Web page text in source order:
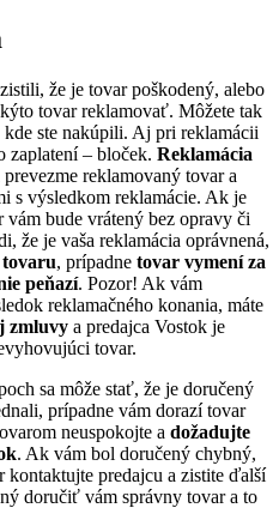
že je tovar poškodený, alebo
tovar reklamovať. Môžete tak
ste nakúpili. Aj pri reklamácii
zaplatení – bloček. Reklamácia
reklamovaný tovar a
s výsledkom reklamácie. Ak je
vám bude vrátený bez opravy či
že je vaša reklamácia oprávnená,
, prípadne tovar vymení za
peňazí. Pozor! Ak vám
reklamačného konania, máte
zmluvy a predajca Vostok je
tovar.
sa môže stať, že je doručený
prípadne vám dorazí tovar
neuspokojte a dožadujte
. Ak vám bol doručený chybný,
kontaktujte predajcu a zistite ďalší
doručiť vám správny tovar a to